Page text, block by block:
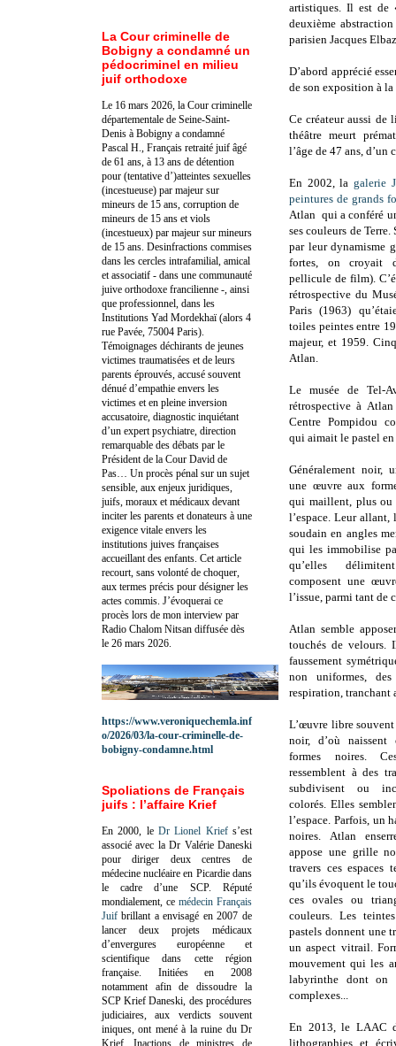
artistiques. Il est
deuxième
parisien Jacques
D’abord apprécié
de son exposition à
Ce créateur aussi de
théâtre meurt
l’âge de 47 ans, d’un
En 2002, la galerie
peintures de grands
Atlan qui a conféré
ses couleurs de
par leur dynamisme
fortes, on croyait
pellicule de film).
rétrospective du
Paris (1963)
toiles peintes entre
majeur, et 1959.
Atlan.
Le musée de Tel-
rétrospective à
Centre Pompidou
qui aimait le pastel
Généralement noir,
une œuvre aux
qui maillent, plus ou
l’espace. Leur
soudain en angles
qui les immobilise
qu’elles
composent une
l’issue, parmi tant de
Atlan semble
touchés de velours.
faussement
non uniformes, des
respiration, tranchant
L’œuvre libre souvent
noir, d’où naissent
formes noires.
ressemblent à des
subdivisent ou
colorés. Elles
l’espace. Parfois, un
noires. Atlan
appose une grille
travers ces espaces
qu’ils évoquent le
ces ovales ou
couleurs. Les
pastels donnent une
un aspect vitrail.
mouvement qui les
labyrinthe dont on
complexes...
En 2013, le LAAC
lithographies et
La Cour criminelle de
Bobigny a condamné un
pédocriminel en milieu
juif orthodoxe
Le 16 mars 2026, la Cour criminelle
départementale de Seine-Saint-
Denis à Bobigny a condamné
Pascal H., Français retraité juif âgé
de 61 ans, à 13 ans de détention
pour (tentative d’)atteintes sexuelles
(incestueuse) par majeur sur
mineurs de 15 ans, corruption de
mineurs de 15 ans et viols
(incestueux) par majeur sur mineurs
de 15 ans. Desinfractions commises
dans les cercles intrafamilial, amical
et associatif - dans une communauté
juive orthodoxe francilienne -, ainsi
que professionnel, dans les
Institutions Yad Mordekhaï (alors 4
rue Pavée, 75004 Paris).
Témoignages déchirants de jeunes
victimes traumatisées et de leurs
parents éprouvés, accusé souvent
dénué d’empathie envers les
victimes et en pleine inversion
accusatoire, diagnostic inquiétant
d’un expert psychiatre, direction
remarquable des débats par le
Président de la Cour David de
Pas… Un procès pénal sur un sujet
sensible, aux enjeux juridiques,
juifs, moraux et médicaux devant
inciter les parents et donateurs à une
exigence vitale envers les
institutions juives françaises
accueillant des enfants. Cet article
recourt, sans volonté de choquer,
aux termes précis pour désigner les
actes commis. J’évoquerai ce
procès lors de mon interview par
Radio Chalom Nitsan diffusée dès
le 26 mars 2026.
https://www.veroniquechemla.inf
o/2026/03/la-cour-criminelle-de-
bobigny-condamne.html
Spoliations de Français
juifs : l’affaire Krief
En 2000, le Dr Lionel Kriefs’est
associé avec la Dr Valérie Daneski
pour diriger deux centres de
médecine nucléaire en Picardie dans
le cadre d’une SCP. Réputé
mondialement, ce médecin Français
Juif brillant a envisagé en 2007 de
lancer deux projets médicaux
d’envergures européenne et
scientifique dans cette région
française. Initiées en 2008
notamment afin de dissoudre la
SCP Krief Daneski, des procédures
judiciaires, aux verdicts souvent
iniques, ont mené à la ruine du Dr
Krief.Inactions de ministres de